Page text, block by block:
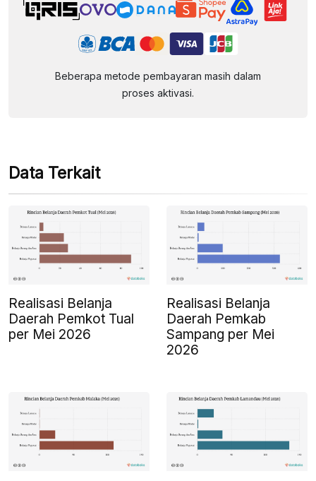
Beberapa metode pembayaran masih dalam
proses aktivasi.
Data Terkait
Realisasi Belanja
Daerah Pemkot Tual
per Mei 2026
Realisasi Belanja
Daerah Pemkab
Sampang per Mei
2026